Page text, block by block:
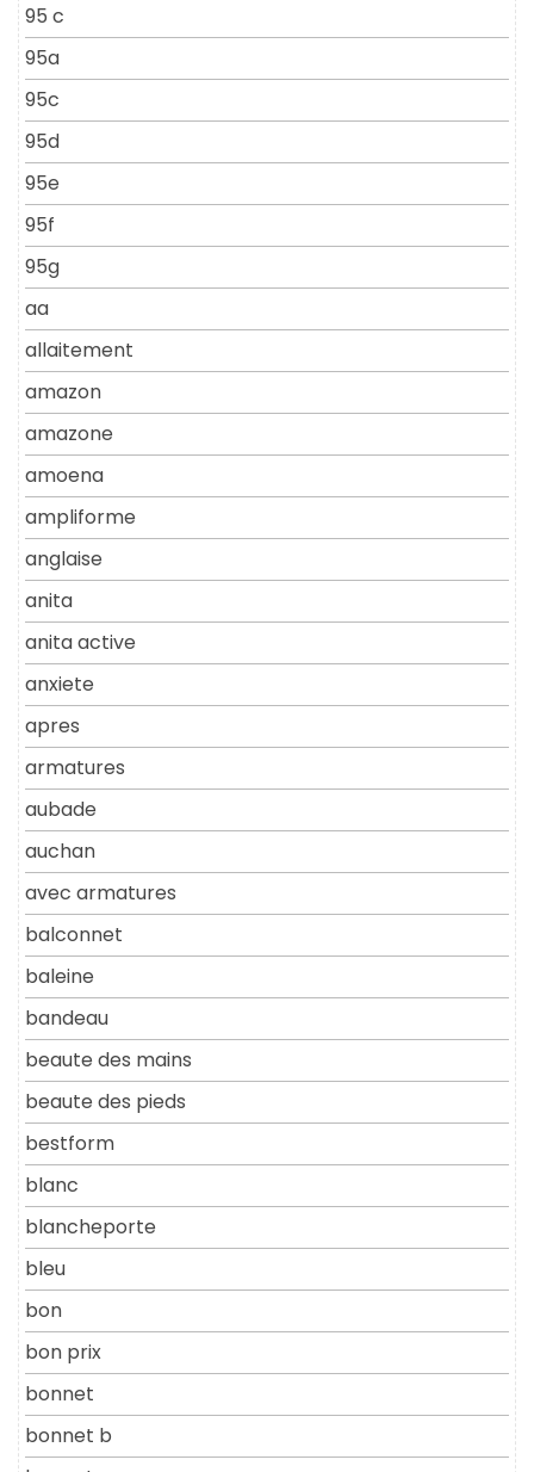
95 c
95a
95c
95d
95e
95f
95g
aa
allaitement
amazon
amazone
amoena
ampliforme
anglaise
anita
anita active
anxiete
apres
armatures
aubade
auchan
avec armatures
balconnet
baleine
bandeau
beaute des mains
beaute des pieds
bestform
blanc
blancheporte
bleu
bon
bon prix
bonnet
bonnet b